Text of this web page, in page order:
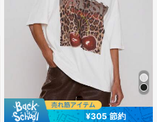
¥305 節約